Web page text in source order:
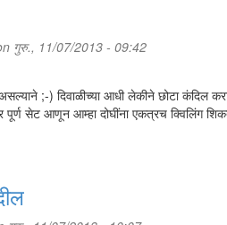
गुरु., 11/07/2013 - 09:42
;-) दिवाळीच्या आधी लेकीने छोटा कंदिल
पूर्ण सेट आणून आम्हा दोघींना एकत्रच क्विलिंग